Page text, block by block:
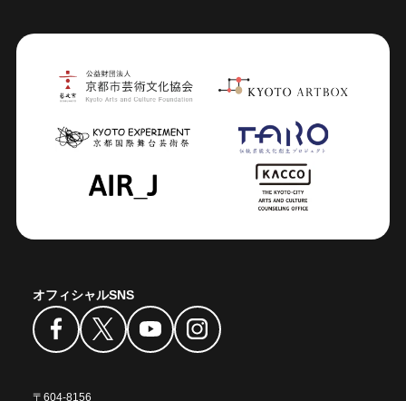
オフィシャルSNS
〒604-8156